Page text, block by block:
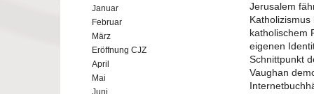
Januar
Februar
März
Eröffnung CJZ
April
Mai
Juni
Jerusalem
katholischem
eigenen
Schnittpunkt
Vaughan